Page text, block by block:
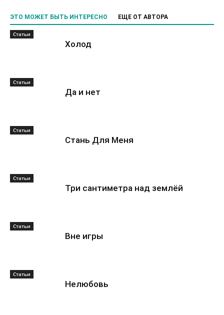
ЭТО МОЖЕТ БЫТЬ ИНТЕРЕСНО ЕЩЕ ОТ АВТОРА
Статьи
Холод
Статьи
Да и нет
Статьи
Стань Для Меня
Статьи
Три сантиметра над землёй
Статьи
Вне игры
Статьи
Нелюбовь